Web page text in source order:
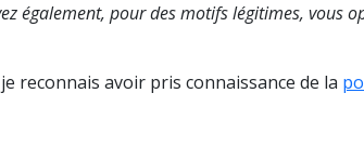
également, pour des motifs légitimes, vous
reconnais avoir pris connaissance de la